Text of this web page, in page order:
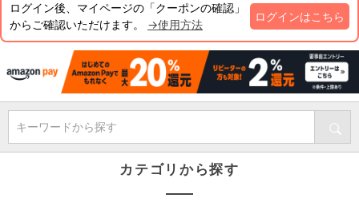
ログイン後、マイページの「クーポンの確認」
からご確認いただけます。 →使用方法
ログインはこちら
キーワードから探す
カテゴリから探す